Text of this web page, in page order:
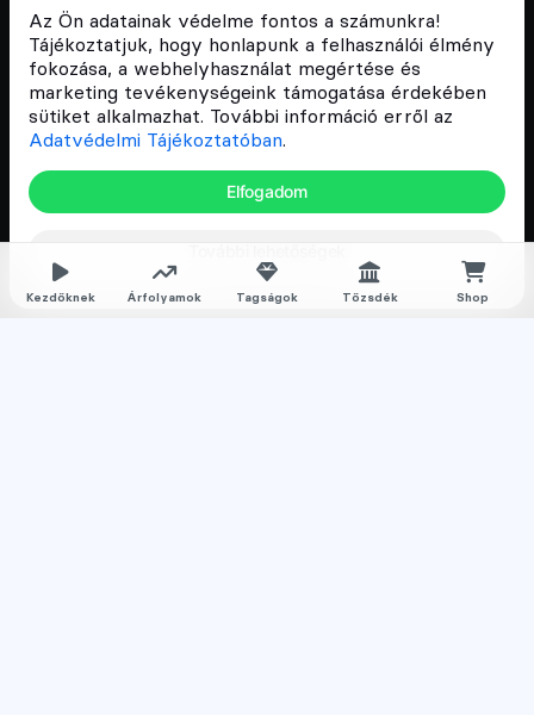
Kezdőknek Árfolyamok Tagságok Tőzsdék Shop
Az Ön adatainak védelme fontos a számunkra!
Tájékoztatjuk, hogy honlapunk a felhasználói élmény
fokozása, a webhelyhasználat megértése és
marketing tevékenységeink támogatása érdekében
sütiket alkalmazhat. További információ erről az
Adatvédelmi Tájékoztatóban.
Elfogadom
Szívünkön viseljük a blokklánc technológia
népszerűsítését Magyarországon, ezért 2018 óta a
Cryptofalka célja, hogy biztosítsa a hazai közösség
és vállalatok digitális oktatását és fejlődését.
Oldalak
Árfolyamok
Rólunk